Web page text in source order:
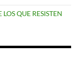
QUE RESISTEN